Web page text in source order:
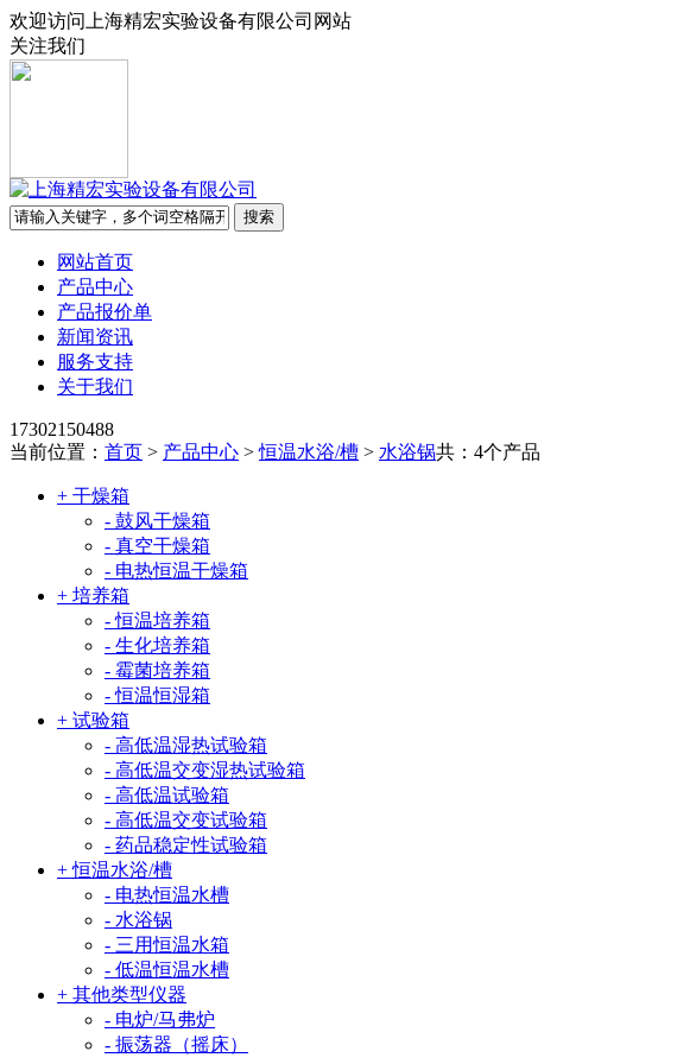
欢迎访问上海精宏实验设备有限公司网站
关注我们
网站首页
产品中心
产品报价单
新闻资讯
服务支持
关于我们
17302150488
当前位置： 首页 > 产品中心 >恒温水浴/槽 > 水浴锅共：4个产品
+ 干燥箱
- 鼓风干燥箱
- 真空干燥箱
- 电热恒温干燥箱
+ 培养箱
- 恒温培养箱
- 生化培养箱
- 霉菌培养箱
- 恒温恒湿箱
+ 试验箱
- 高低温湿热试验箱
- 高低温交变湿热试验箱
- 高低温试验箱
- 高低温交变试验箱
- 药品稳定性试验箱
+ 恒温水浴/槽
- 电热恒温水槽
- 水浴锅
- 三用恒温水箱
- 低温恒温水槽
+ 其他类型仪器
- 电炉/马弗炉
- 振荡器（摇床）